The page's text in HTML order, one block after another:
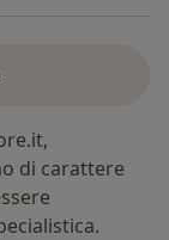
di carattere